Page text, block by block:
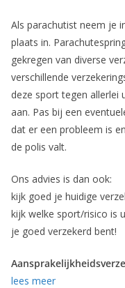
Als parachutist neem je
plaats in.
gekregen van diverse
verschillende
deze sport tegen allerlei
aan. Pas bij een
dat er een probleem is
de polis valt.
Ons advies is dan ook:
kijk goed je huidige
kijk welke sport/risico is
je goed verzekerd bent!
lees meer